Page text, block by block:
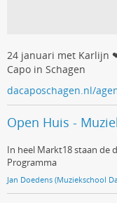
24 januari met Karlijn
Capo in Schagen
dacaposchagen.nl/
Open Huis -
In heel Markt18 staan de
Programma
Jan Doedens (Muziekschool